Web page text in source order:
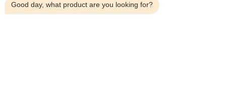
Good day, what product are you looking for?